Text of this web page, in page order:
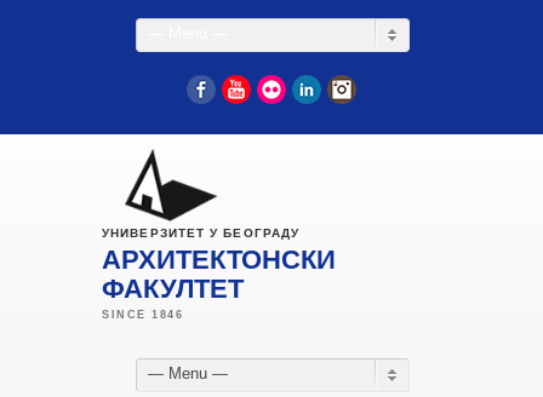
FacebookYouTube
Flickr LinkedIn
УНИВЕРЗИТЕТ У БЕОГРАДУ
АРХИТЕКТОНСКИ
ФАКУЛТЕТ
— Menu —